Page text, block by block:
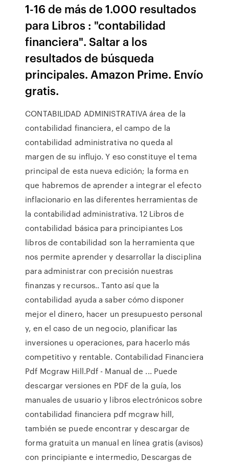
1-16 de más de 1.000 resultados
para Libros : "contabilidad
financiera". Saltar a los
resultados de búsqueda
principales. Amazon Prime. Envío
gratis.
CONTABILIDAD ADMINISTRATIVA área de la
contabilidad financiera, el campo de la
contabilidad administrativa no queda al
margen de su influjo. Y eso constituye el tema
principal de esta nueva edición; la forma en
que habremos de aprender a integrar el efecto
inflacionario en las diferentes herramientas de
la contabilidad administrativa. 12 Libros de
contabilidad básica para principiantes Los
libros de contabilidad son la herramienta que
nos permite aprender y desarrollar la disciplina
para administrar con precisión nuestras
finanzas y recursos.. Tanto así que la
contabilidad ayuda a saber cómo disponer
mejor el dinero, hacer un presupuesto personal
y, en el caso de un negocio, planificar las
inversiones u operaciones, para hacerlo más
competitivo y rentable. Contabilidad Financiera
Pdf Mcgraw Hill.Pdf - Manual de ... Puede
descargar versiones en PDF de la guía, los
manuales de usuario y libros electrónicos sobre
contabilidad financiera pdf mcgraw hill,
también se puede encontrar y descargar de
forma gratuita un manual en línea gratis (avisos)
con principiante e intermedio, Descargas de